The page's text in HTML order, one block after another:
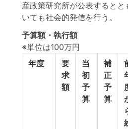
産政策研究所が公表すると
いても社会的発信を行う。
予算額・執行額
※単位は100万円
年度
要
求
額
当
初
予
算
補
正
予
算